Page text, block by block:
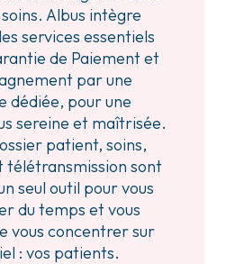
Albus intègre
services essentiels
de Paiement et
par une
dédiée, pour une
sereine et maîtrisée.
patient, soins,
sont
seul outil pour vous
du temps et vous
vous concentrer sur
: vos patients.